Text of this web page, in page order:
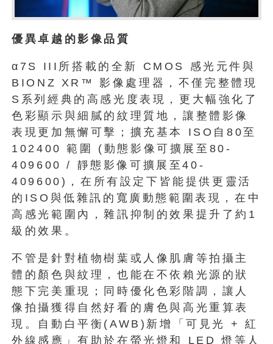
優異卓越的影像品質
α7S III所搭載的全新 CMOS 感光元件與
BIONZ XR™ 影像處理器，不僅完整體現
S系列經典的高感光度表現，更大幅強化了
色彩顯示與細膩的紋理質地，讓整體影像
表現更加無懈可擊；擴充基本 ISO自80至
102400 範圍 (動態影像可擴展至80-
409600 / 靜態影像可擴展至40-
409600)，在所有設定下皆能提供更靈活
的ISO與低雜訊的寬廣動態範圍表現，在中
高感光範圍內，雜訊抑制的效果提升了約1
級的效果。
不管是針對植物樹葉或人像肌膚等拍攝主
體的顏色與紋理，也能在不依賴光源的狀
態下完美重現；同時優化色彩階調，讓人
像拍攝獲得自然好看的膚色與高光重算表
現。自動白平衡(AWB)新增「可見光 + 紅
外線感應」有助於在螢光燈和 LED 燈等人